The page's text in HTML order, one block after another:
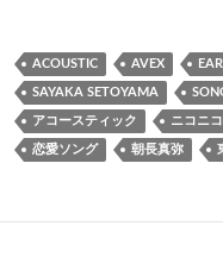
ACOUSTIC AVEX
SAYAKA SETOYAMA
アコースティック ニコニ
恋愛ソング 朝長真弥